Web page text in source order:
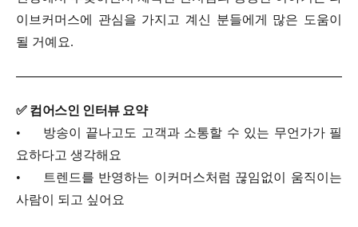
이브커머스에 관심을 가지고 계신 분들에게 많은 도움이
될 거예요.
✅ 컴어스인 인터뷰 요약
•
방송이 끝나고도 고객과 소통할 수 있는 무언가가 필
요하다고 생각해요
•
트렌드를 반영하는 이커머스처럼 끊임없이 움직이는
사람이 되고 싶어요